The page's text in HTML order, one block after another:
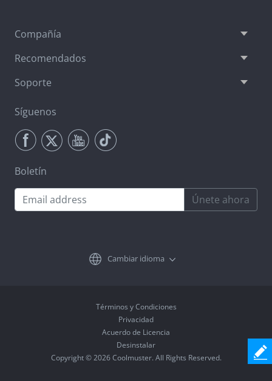
Compañía
Recomendados
Soporte
Síguenos
Boletín
Únete ahora
Cambiar idioma
Términos y Condiciones
Privacidad
Acuerdo de Licencia
Desinstalar
Copyright © 2026 Coolmuster. All Rights Reserved.